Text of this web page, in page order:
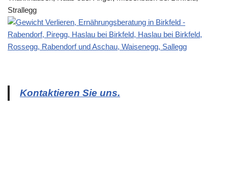
Kontaktieren Sie uns.